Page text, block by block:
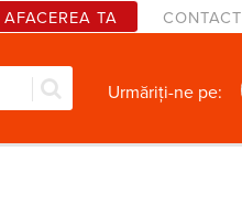
TA CONTACT
Urmăriți-ne pe: